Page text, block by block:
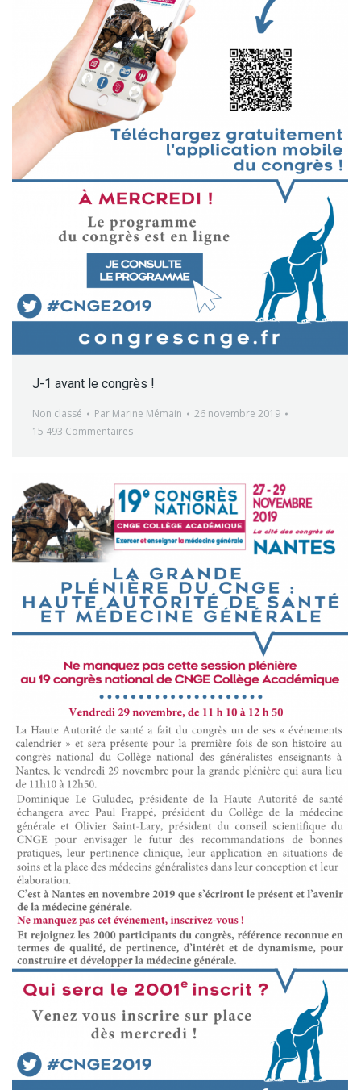
J-1 avant le congrès !
Non classé Par Marine Mémain
26 novembre 2019
15 493 Commentaires